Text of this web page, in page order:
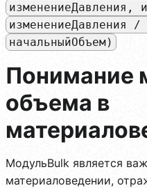
изменениеДавления,
изменениеДавления
начальныйОбъем)
Понимание
объема в
МодульBulk является
материаловедении,